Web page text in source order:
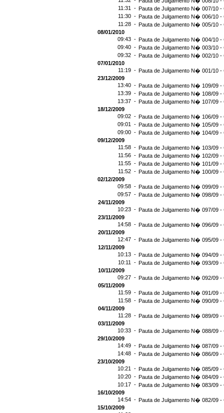
11:31 - Pauta de Julgamento N� 007/10 -
11:30 - Pauta de Julgamento N� 006/10 -
11:28 - Pauta de Julgamento N� 005/10 -
08/01/2010
09:43 - Pauta de Julgamento N� 004/10 -
09:40 - Pauta de Julgamento N� 003/10 -
09:32 - Pauta de Julgamento N� 002/10 -
07/01/2010
11:19 - Pauta de Julgamento N� 001/10 -
23/12/2009
13:40 - Pauta de Julgamento N� 109/09 -
13:39 - Pauta de Julgamento N� 108/09 -
13:37 - Pauta de Julgamento N� 107/09 -
18/12/2009
09:02 - Pauta de Julgamento N� 106/09 -
09:01 - Pauta de Julgamento N� 105/09 -
09:00 - Pauta de Julgamento N� 104/09 -
09/12/2009
11:58 - Pauta de Julgamento N� 103/09 -
11:56 - Pauta de Julgamento N� 102/09 -
11:55 - Pauta de Julgamento N� 101/09 -
11:52 - Pauta de Julgamento N� 100/09 -
02/12/2009
09:58 - Pauta de Julgamento N� 099/09 -
09:57 - Pauta de Julgamento N� 098/09 -
24/11/2009
10:23 - Pauta de Julgamento N� 097/09 -
23/11/2009
14:58 - Pauta de Julgamento N� 096/09 -
20/11/2009
12:47 - Pauta de Julgamento N� 095/09 -
12/11/2009
10:13 - Pauta de Julgamento N� 094/09 -
10:11 - Pauta de Julgamento N� 093/09 -
10/11/2009
09:27 - Pauta de Julgamento N� 092/09 -
05/11/2009
11:59 - Pauta de Julgamento N� 091/09 -
11:58 - Pauta de Julgamento N� 090/09 -
04/11/2009
11:28 - Pauta de Julgamento N� 089/09 -
03/11/2009
10:33 - Pauta de Julgamento N� 088/09 -
29/10/2009
14:49 - Pauta de Julgamento N� 087/09 -
14:48 - Pauta de Julgamento N� 086/09 -
23/10/2009
10:21 - Pauta de Julgamento N� 085/09 -
10:20 - Pauta de Julgamento N� 084/09 -
10:17 - Pauta de Julgamento N� 083/09 -
16/10/2009
14:54 - Pauta de Julgamento N� 082/09 -
15/10/2009